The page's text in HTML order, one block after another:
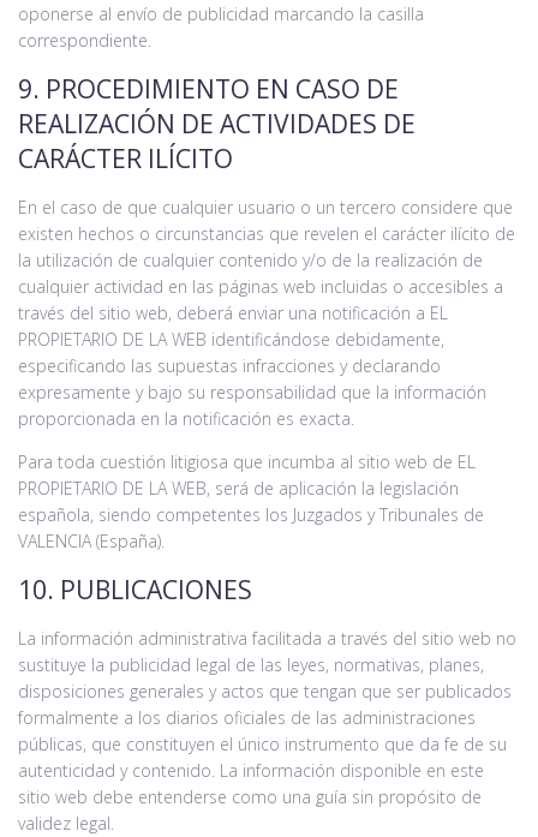
oponerse al envío de publicidad marcando la casilla
correspondiente.
9. PROCEDIMIENTO EN CASO DE
REALIZACIÓN DE ACTIVIDADES DE
CARÁCTER ILÍCITO
En el caso de que cualquier usuario o un tercero considere que
existen hechos o circunstancias que revelen el carácter ilícito de
la utilización de cualquier contenido y/o de la realización de
cualquier actividad en las páginas web incluidas o accesibles a
través del sitio web, deberá enviar una notificación a EL
PROPIETARIO DE LA WEB identificándose debidamente,
especificando las supuestas infracciones y declarando
expresamente y bajo su responsabilidad que la información
proporcionada en la notificación es exacta.
Para toda cuestión litigiosa que incumba al sitio web de EL
PROPIETARIO DE LA WEB, será de aplicación la legislación
española, siendo competentes los Juzgados y Tribunales de
VALENCIA (España).
10. PUBLICACIONES
La información administrativa facilitada a través del sitio web no
sustituye la publicidad legal de las leyes, normativas, planes,
disposiciones generales y actos que tengan que ser publicados
formalmente a los diarios oficiales de las administraciones
públicas, que constituyen el único instrumento que da fe de su
autenticidad y contenido. La información disponible en este
sitio web debe entenderse como una guía sin propósito de
validez legal.